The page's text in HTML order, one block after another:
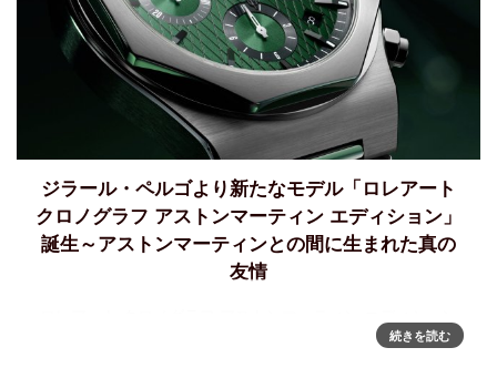
ジラール・ペルゴより新たなモデル「ロレアート
クロノグラフ アストンマーティン エディション」
誕生～アストンマーティンとの間に生まれた真の
友情
2021年早々に初めて発表されたパートナーシップ、そしてジ
続きを読む